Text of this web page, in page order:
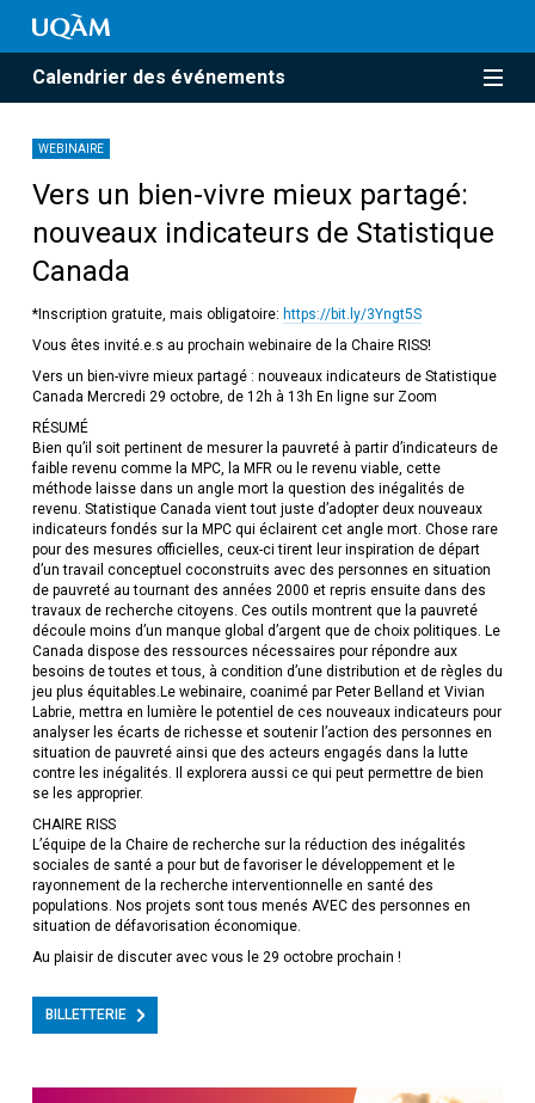
Calendrier des événements
WEBINAIRE
Vers un bien-vivre mieux partagé:
nouveaux indicateurs de Statistique
Canada
*Inscription gratuite, mais obligatoire: https://bit.ly/3Yngt5S
Vous êtes invité.e.s au prochain webinaire de la Chaire RISS!
Vers un bien-vivre mieux partagé : nouveaux indicateurs de Statistique
Canada Mercredi 29 octobre, de 12h à 13h En ligne sur Zoom
RÉSUMÉ
Bien qu’il soit pertinent de mesurer la pauvreté à partir d’indicateurs de
faible revenu comme la MPC, la MFR ou le revenu viable, cette
méthode laisse dans un angle mort la question des inégalités de
revenu. Statistique Canada vient tout juste d’adopter deux nouveaux
indicateurs fondés sur la MPC qui éclairent cet angle mort. Chose rare
pour des mesures officielles, ceux-ci tirent leur inspiration de départ
d’un travail conceptuel coconstruits avec des personnes en situation
de pauvreté au tournant des années 2000 et repris ensuite dans des
travaux de recherche citoyens. Ces outils montrent que la pauvreté
découle moins d’un manque global d’argent que de choix politiques. Le
Canada dispose des ressources nécessaires pour répondre aux
besoins de toutes et tous, à condition d’une distribution et de règles du
jeu plus équitables.Le webinaire, coanimé par Peter Belland et Vivian
Labrie, mettra en lumière le potentiel de ces nouveaux indicateurs pour
analyser les écarts de richesse et soutenir l’action des personnes en
situation de pauvreté ainsi que des acteurs engagés dans la lutte
contre les inégalités. Il explorera aussi ce qui peut permettre de bien
se les approprier.
CHAIRE RISS
L’équipe de la Chaire de recherche sur la réduction des inégalités
sociales de santé a pour but de favoriser le développement et le
rayonnement de la recherche interventionnelle en santé des
populations. Nos projets sont tous menés AVEC des personnes en
situation de défavorisation économique.
Au plaisir de discuter avec vous le 29 octobre prochain !
BILLETTERIE